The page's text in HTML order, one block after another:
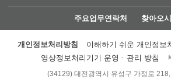
주요업무연락처 찾아오
개인정보처리방침 이해하기 쉬운 개인정보
영상정보처리기기 운영ㆍ관리 방침
(34129) 대전광역시 유성구 가정로